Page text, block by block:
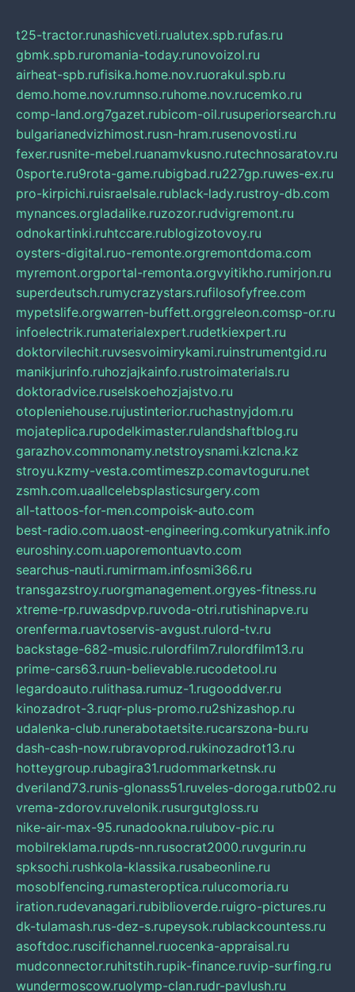
t25-tractor.runashicveti.rualutex.spb.rufas.ru
gbmk.spb.ruromania-today.runovoizol.ru
airheat-spb.rufisika.home.nov.ruorakul.spb.ru
demo.home.nov.rumnso.ruhome.nov.rucemko.ru
comp-land.org7gazet.rubicom-oil.rusuperiorsearch.ru
bulgarianedvizhimost.rusn-hram.rusenovosti.ru
fexer.rusnite-mebel.ruanamvkusno.rutechnosaratov.ru
0sporte.ru9rota-game.rubigbad.ru227gp.ruwes-ex.ru
pro-kirpichi.ruisraelsale.rublack-lady.rustroy-db.com
mynances.orgladalike.ruzozor.rudvigremont.ru
odnokartinki.ruhtccare.rublogizotovoy.ru
oysters-digital.ruo-remonte.orgremontdoma.com
myremont.orgportal-remonta.orgvyitikho.rumirjon.ru
superdeutsch.rumycrazystars.rufilosofyfree.com
mypetslife.orgwarren-buffett.orggreleon.comsp-or.ru
infoelectrik.rumaterialexpert.rudetkiexpert.ru
doktorvilechit.ruvsesvoimirykami.ruinstrumentgid.ru
manikjurinfo.ruhozjajkainfo.rustroimaterials.ru
doktoradvice.ruselskoehozjajstvo.ru
otopleniehouse.rujustinterior.ruchastnyjdom.ru
mojateplica.rupodelkimaster.rulandshaftblog.ru
garazhov.commonamy.netstroysnami.kzlcna.kz
stroyu.kzmy-vesta.comtimeszp.comavtoguru.net
zsmh.com.uaallcelebsplasticsurgery.com
all-tattoos-for-men.compoisk-auto.com
best-radio.com.uaost-engineering.comkuryatnik.info
euroshiny.com.uaporemontuavto.com
searchus-nauti.rumirmam.infosmi366.ru
transgazstroy.ruorgmanagement.orgyes-fitness.ru
xtreme-rp.ruwasdpvp.ruvoda-otri.rutishinapve.ru
orenferma.ruavtoservis-avgust.rulord-tv.ru
backstage-682-music.rulordfilm7.rulordfilm13.ru
prime-cars63.ruun-believable.rucodetool.ru
legardoauto.rulithasa.rumuz-1.rugooddver.ru
kinozadrot-3.ruqr-plus-promo.ru2shizashop.ru
udalenka-club.runerabotaetsite.rucarszona-bu.ru
dash-cash-now.rubravoprod.rukinozadrot13.ru
hotteygroup.rubagira31.rudommarketnsk.ru
dveriland73.runis-glonass51.ruveles-doroga.rutb02.ru
vrema-zdorov.ruvelonik.rusurgutgloss.ru
nike-air-max-95.runadookna.rulubov-pic.ru
mobilreklama.rupds-nn.rusocrat2000.ruvgurin.ru
spksochi.rushkola-klassika.rusabeonline.ru
mosoblfencing.rumasteroptica.rulucomoria.ru
iration.rudevanagari.rubiblioverde.ruigro-pictures.ru
dk-tulamash.rus-dez-s.rupeysok.rublackcountess.ru
asoftdoc.ruscifichannel.ruocenka-appraisal.ru
mudconnector.ruhitstih.rupik-finance.ruvip-surfing.ru
wundermoscow.ruolymp-clan.rudr-pavlush.ru